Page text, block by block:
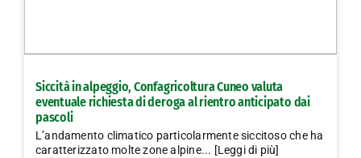
Lavora con noi
Contatti
Siccità in alpeggio, Confagricoltura Cuneo valuta
eventuale richiesta di deroga al rientro anticipato dai
pascoli
L’andamento climatico particolarmente siccitoso che ha
caratterizzato molte zone alpine... [Leggi di più]